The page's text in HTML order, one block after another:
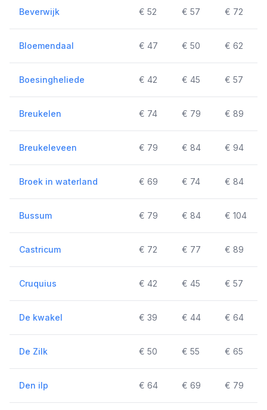
Beverwijk € 52 € 57 € 72
Bloemendaal € 47 € 50 € 62
Boesingheliede € 42 € 45 € 57
Breukelen € 74 € 79 € 89
Breukeleveen € 79 € 84 € 94
Broek in waterland € 69 € 74 € 84
Bussum € 79 € 84 € 104
Castricum € 72 € 77 € 89
Cruquius € 42 € 45 € 57
De kwakel € 39 € 44 € 64
De Zilk € 50 € 55 € 65
Den ilp € 64 € 69 € 79